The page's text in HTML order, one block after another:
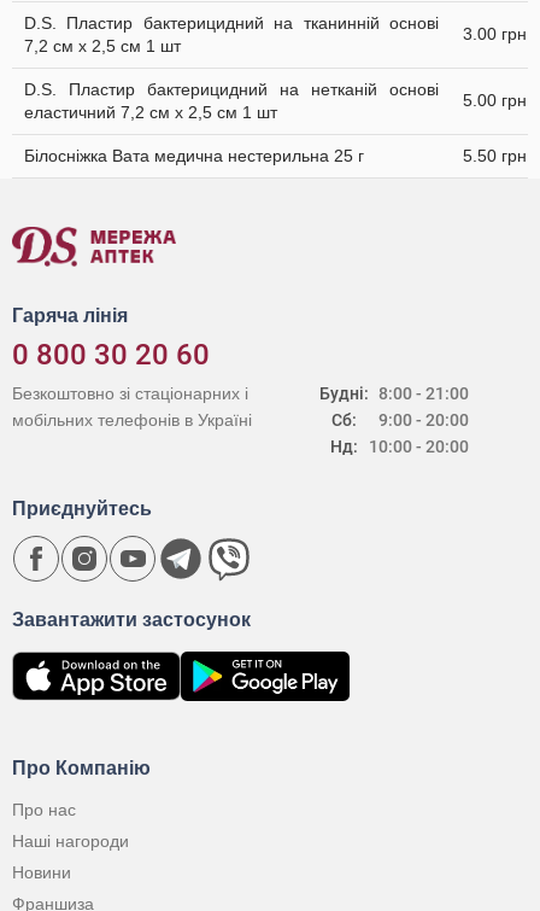
D.S. Пластир бактерицидний на тканинній основі
7,2 см х 2,5 см 1 шт
3.00 грн
D.S. Пластир бактерицидний на нетканій основі
еластичний 7,2 см х 2,5 см 1 шт
5.00 грн
Білосніжка Вата медична нестерильна 25 г 5.50 грн
Гаряча лінія
0 800 30 20 60
Будні:
Сб:
Нд:
8:00 - 21:00
9:00 - 20:00
10:00 - 20:00
Безкоштовно зі стаціонарних і
мобільних телефонів в Україні
Про Компанію
Про нас
Наші нагороди
Новини
Франшиза
Завантажити застосунок
Приєднуйтесь